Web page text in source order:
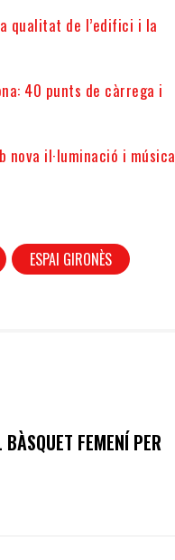
qualitat de l’edifici i la
40 punts de càrrega i
nova il·luminació i música
ESPAI GIRONÈS
BÀSQUET FEMENÍ PER